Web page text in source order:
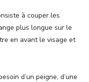
à couper les
plus longue sur le
en avant le visage et
d’un peigne, d’une